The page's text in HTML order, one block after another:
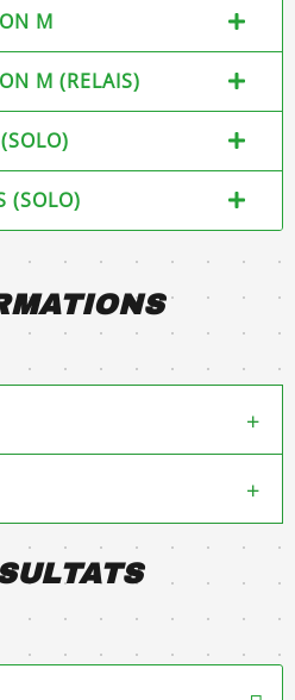
M
M (RELAIS)
(SOLO)
+
ICI) +